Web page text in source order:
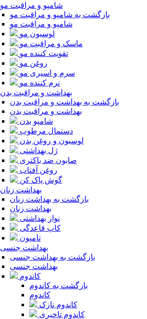
شامپو و مراقبت مو
بازگشت به شامپو و مراقبت مو
شامپو و مراقبت مو
لوسیون مو
ماسک و مراقبت مو
تقویت کننده مو
روغن مو
سرم و اسپری مو
نرم کننده مو
بهداشت و مراقبت بدن
بازگشت به بهداشت و مراقبت بدن
بهداشت و مراقبت بدن
شامپو بدن
دستمال مرطوب
لوسیون و روغن بدن
ژل بهداشتی
صابون ضد باکتری
روغن آفتاب
گوش پاک کن
بهداشت زنان
بازگشت به بهداشت زنان
بهداشت زنان
نوار بهداشتی
کاپ قاعدگی
تامپون
بهداشت جنسی
بازگشت به بهداشت جنسی
بهداشت جنسی
کاندوم
بازگشت به کاندوم
کاندوم
کاندوم نازک
کاندوم تاخیری